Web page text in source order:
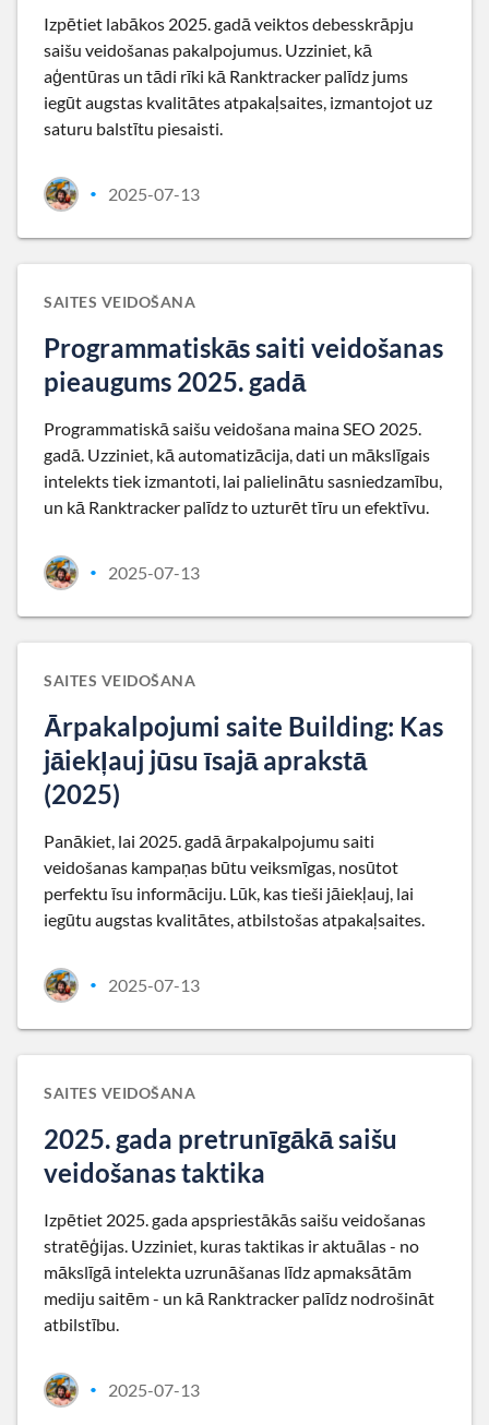
Izpētiet labākos 2025. gadā veiktos debesskrāpju
saišu veidošanas pakalpojumus. Uzziniet, kā
aģentūras un tādi rīki kā Ranktracker palīdz jums
iegūt augstas kvalitātes atpakaļsaites, izmantojot uz
saturu balstītu piesaisti.
• 2025-07-13
SAITES VEIDOŠANA
Programmatiskās saiti veidošanas
pieaugums 2025. gadā
Programmatiskā saišu veidošana maina SEO 2025.
gadā. Uzziniet, kā automatizācija, dati un mākslīgais
intelekts tiek izmantoti, lai palielinātu sasniedzamību,
un kā Ranktracker palīdz to uzturēt tīru un efektīvu.
• 2025-07-13
SAITES VEIDOŠANA
Ārpakalpojumi saite Building: Kas
jāiekļauj jūsu īsajā aprakstā
(2025)
Panākiet, lai 2025. gadā ārpakalpojumu saiti
veidošanas kampaņas būtu veiksmīgas, nosūtot
perfektu īsu informāciju. Lūk, kas tieši jāiekļauj, lai
iegūtu augstas kvalitātes, atbilstošas atpakaļsaites.
• 2025-07-13
SAITES VEIDOŠANA
2025. gada pretrunīgākā saišu
veidošanas taktika
Izpētiet 2025. gada apspriestākās saišu veidošanas
stratēģijas. Uzziniet, kuras taktikas ir aktuālas - no
mākslīgā intelekta uzrunāšanas līdz apmaksātām
mediju saitēm - un kā Ranktracker palīdz nodrošināt
atbilstību.
• 2025-07-13